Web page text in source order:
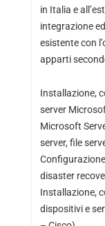
in Italia e
integrazione
esistente con
apparti
Installazione,
server
Microsoft
server, file
disaster
Installazione,
dispositivi e